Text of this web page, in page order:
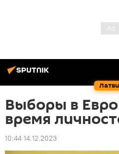
Выборы в
время
10:44 14.12.2023